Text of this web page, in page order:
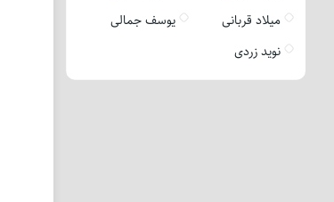
میلاد قربانی
یوسف جمالی
نوید زردی